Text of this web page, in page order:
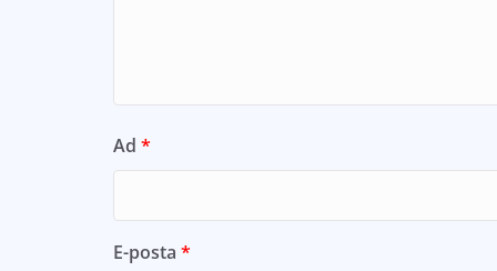
Ad *
E-posta *